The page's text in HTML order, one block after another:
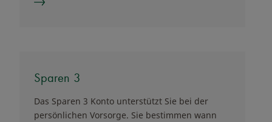
Sparen 3
Das Sparen 3 Konto unterstützt Sie bei der
persönlichen Vorsorge. Sie bestimmen wann